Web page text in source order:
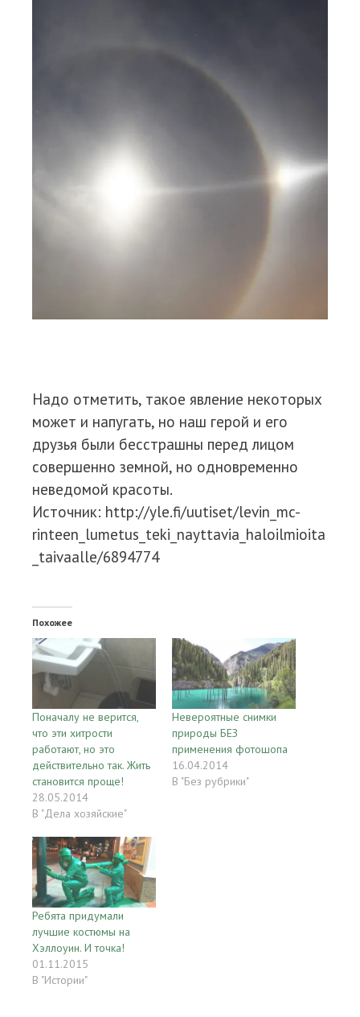
Надо отметить, такое явление некоторых
может и напугать, но наш герой и его
друзья были бесстрашны перед лицом
совершенно земной, но одновременно
неведомой красоты.
Источник: http://yle.fi/uutiset/levin_mc-
rinteen_lumetus_teki_nayttavia_haloilmioita
_taivaalle/6894774
Похожее
Поначалу не верится,
что эти хитрости
работают, но это
действительно так. Жить
становится проще!
28.05.2014
В "Дела хозяйские"
Невероятные снимки
природы БЕЗ
применения фотошопа
16.04.2014
В "Без рубрики"
Ребята придумали
лучшие костюмы на
Хэллоуин. И точка!
01.11.2015
В "Истории"